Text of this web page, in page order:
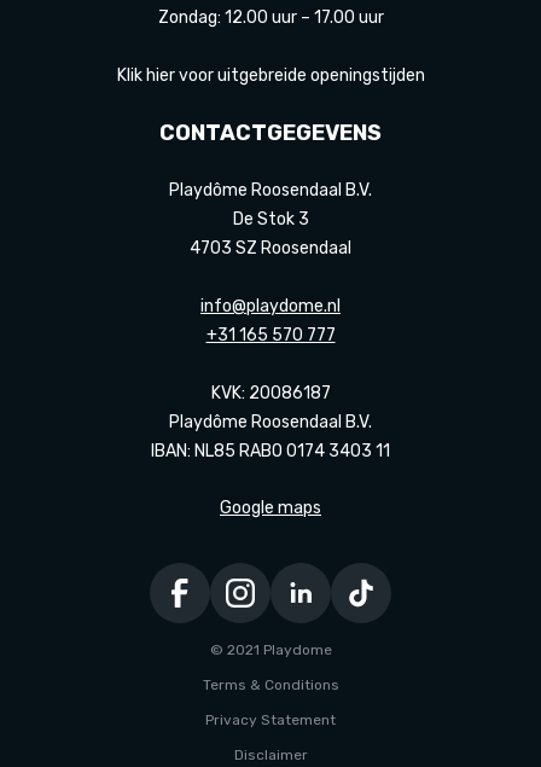
Zondag: 12.00 uur – 17.00 uur
Klik hier voor uitgebreide openingstijden
CONTACTGEGEVENS
Playdôme Roosendaal B.V.
De Stok 3
4703 SZ Roosendaal
info@playdome.nl
+31 165 570 777
KVK: 20086187
Playdôme Roosendaal B.V.
IBAN: NL85 RABO 0174 3403 11
Google maps
© 2021 Playdome
Terms & Conditions
Privacy Statement
Disclaimer